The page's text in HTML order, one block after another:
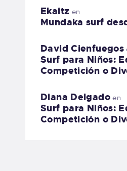
Ekaitz en
Mundaka surf
David Cienfuegos
Surf para Niños:
Competición o
Diana Delgadoen
Surf para Niños:
Competición o